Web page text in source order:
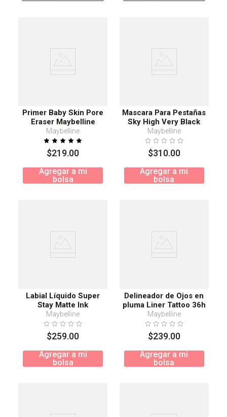
Primer Baby Skin Pore
Eraser Maybelline
Transparente
Maybelline
$219.00
Agregar a mi
bolsa
Mascara Para Pestañas
Sky High Very Black
Maybelline
$310.00
Agregar a mi
bolsa
Labial Líquido Super
Stay Matte Ink
Renegade
Maybelline
$259.00
Agregar a mi
bolsa
Delineador de Ojos en
pluma Liner Tattoo 36h
Black
Maybelline
$239.00
Agregar a mi
bolsa